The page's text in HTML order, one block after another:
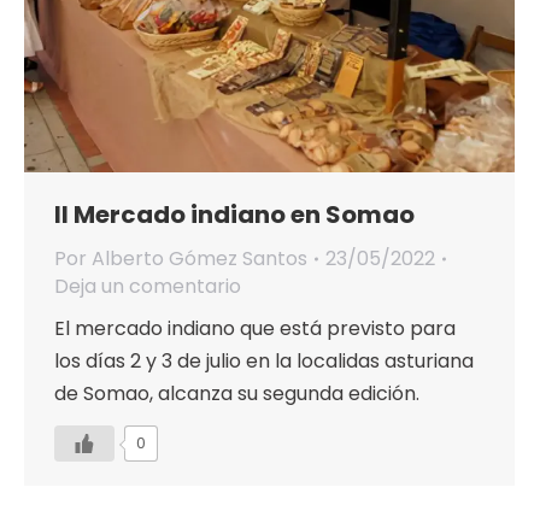
II Mercado indiano en Somao
Por Alberto Gómez Santos
23/05/2022
Deja un comentario
El mercado indiano que está previsto para
los días 2 y 3 de julio en la localidas asturiana
de Somao, alcanza su segunda edición.
0